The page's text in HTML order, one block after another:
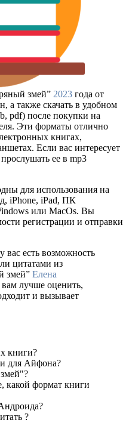
змей” 2023 года от
а также скачать в удобном
pdf) после покупки на
Эти форматы отлично
книгах,
Если вас интересует
ее в mp3
для использования на
iPhone, iPad, ПК
или MacOs. Вы
регистрации и отправки
вас есть возможность
цитатами из
змей” Елена
вам лучше оценить,
и вызывает
книги?
для Айфона?
какой формат книги
?